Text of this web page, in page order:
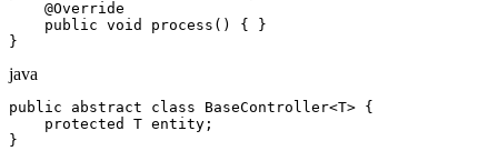
    @Override
    public void process() { }
}
java
public abstract class BaseController<T> {
    protected T entity;
}